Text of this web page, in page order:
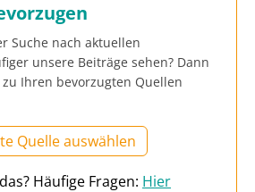
Suche nach aktuellen
unsere Beiträge sehen? Dann
Ihren bevorzugten Quellen
Quelle auswählen
Häufige Fragen: Hier